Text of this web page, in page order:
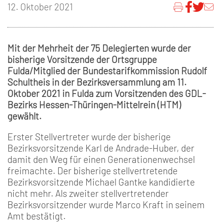
12. Oktober 2021
Mit der Mehrheit der 75 Delegierten wurde der
bisherige Vorsitzende der Ortsgruppe
Fulda/Mitglied der Bundestarifkommission Rudolf
Schultheis in der Bezirksversammlung am 11.
Oktober 2021 in Fulda zum Vorsitzenden des GDL-
Bezirks Hessen-Thüringen-Mittelrein (HTM)
gewählt.
Erster Stellvertreter wurde der bisherige
Bezirksvorsitzende Karl de Andrade-Huber, der
damit den Weg für einen Generationenwechsel
freimachte. Der bisherige stellvertretende
Bezirksvorsitzende Michael Gantke kandidierte
nicht mehr. Als zweiter stellvertretender
Bezirksvorsitzender wurde Marco Kraft in seinem
Amt bestätigt.